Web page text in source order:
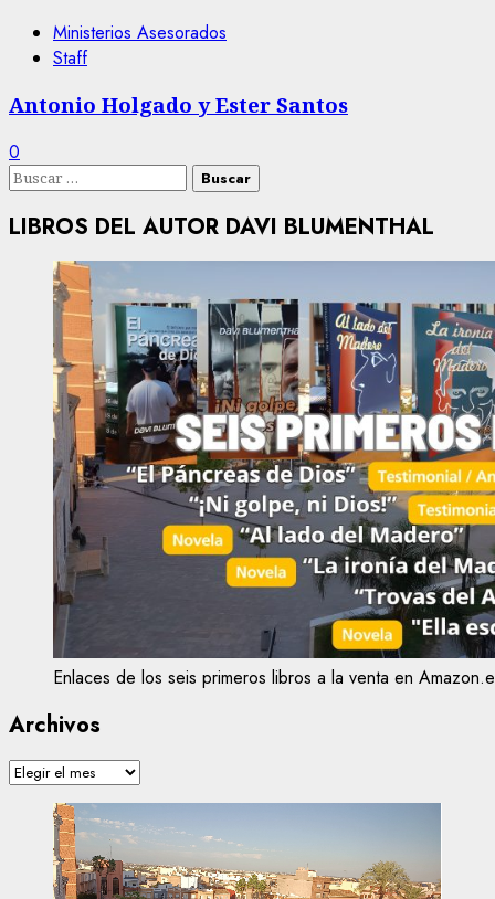
Ministerios Asesorados
Staff
Antonio Holgado y Ester Santos
0
Buscar:
LIBROS DEL AUTOR DAVI BLUMENTHAL
Enlaces de los seis primeros libros a la venta en
Archivos
Archivos